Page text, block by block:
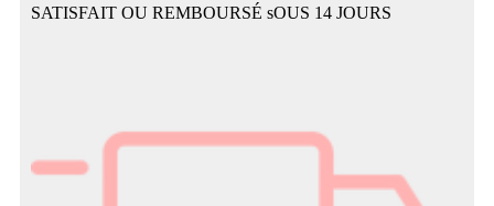
SATISFAIT OU REMBOURSÉ sOUS 14 JOURS